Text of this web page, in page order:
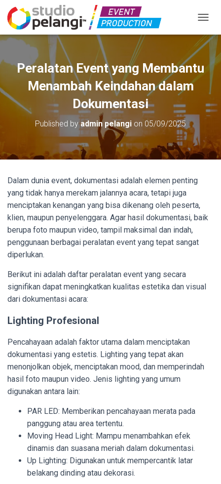
Peralatan Event yang Membantu
Menambah Keindahan dalam
Dokumentasi
Published byadmin pelangi on 05/09/2025
Dalam dunia event, dokumentasi adalah elemen penting
yang tidak hanya merekam jalannya acara, tetapi juga
menciptakan kenangan yang bisa dikenang oleh peserta,
klien, maupun penyelenggara. Agar hasil dokumentasi, baik
berupa foto maupun video, tampil maksimal dan indah,
penggunaan berbagai peralatan event yang tepat sangat
diperlukan.
Berikut ini adalah daftar peralatan event yang secara
signifikan dapat meningkatkan kualitas estetika dan visual
dari dokumentasi acara:
Lighting Profesional
Pencahayaan adalah faktor utama dalam menciptakan
dokumentasi yang estetis. Lighting yang tepat akan
menonjolkan objek, menciptakan mood, dan memperindah
hasil foto maupun video. Jenis lighting yang umum
digunakan antara lain:
PAR LED: Memberikan pencahayaan merata pada
panggung atau area tertentu.
Moving Head Light: Mampu menambahkan efek
dinamis dan suasana meriah dalam dokumentasi.
Up Lighting: Digunakan untuk mempercantik latar
belakang dinding atau dekorasi.